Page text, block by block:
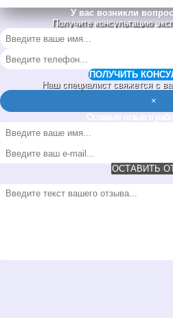
У вас возникли
Получите консультацию
ПОЛУЧИТЬ
Наш специалист свяжется с
×
ОСТАВИТЬ